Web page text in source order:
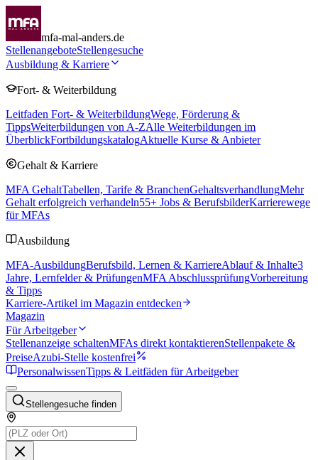
mfa-mal-anders.de
StellenangeboteStellengesuche
Ausbildung & Karriere
Fort- & Weiterbildung
Leitfaden Fort- & WeiterbildungWege, Förderung &
TippsWeiterbildungen von A-ZAlle Weiterbildungen im
ÜberblickFortbildungskatalogAktuelle Kurse & Anbieter
Gehalt & Karriere
MFA GehaltTabellen, Tarife & BranchenGehaltsverhandlungMehr
Gehalt erfolgreich verhandeln55+ Jobs & BerufsbilderKarrierewege
für MFAs
Ausbildung
MFA-AusbildungBerufsbild, Lernen & KarriereAblauf & Inhalte3
Jahre, Lernfelder & PrüfungenMFA AbschlussprüfungVorbereitung
& Tipps
Karriere-Artikel im Magazin entdecken
Magazin
Für Arbeitgeber
Stellenanzeige schaltenMFAs direkt kontaktierenStellenpakete &
PreiseAzubi-Stelle kostenfrei
PersonalwissenTipps & Leitfäden für Arbeitgeber
Stellengesuche finden